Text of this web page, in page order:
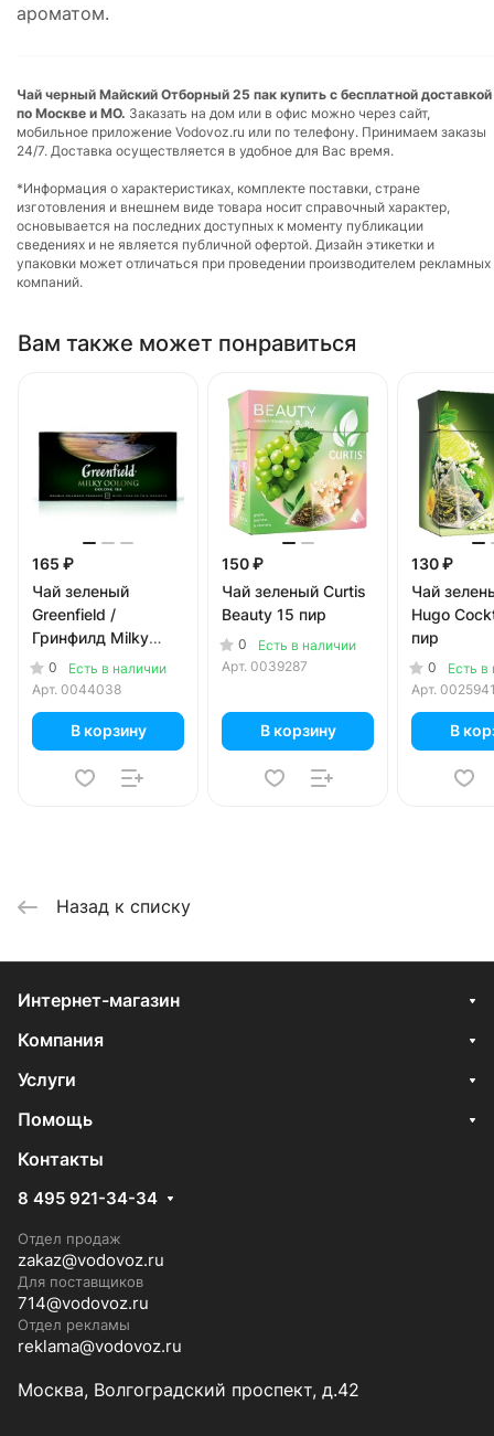
ароматом.
Чай черный Майский Отборный 25 пак купить с бесплатной доставкой
по Москве и МО. Заказать на дом или в офис можно через сайт,
мобильное приложение Vodovoz.ru или по телефону. Принимаем заказы
24/7. Доставка осуществляется в удобное для Вас время.
*Информация о характеристиках, комплекте поставки, стране
изготовления и внешнем виде товара носит справочный характер,
основывается на последних доступных к моменту публикации
сведениях и не является публичной офертой. Дизайн этикетки и
упаковки может отличаться при проведении производителем рекламных
компаний.
Вам также может понравиться
165 ₽
Чай зеленый
Greenfield /
Гринфилд Milky
Oolong (25 пак)
0
Есть в наличии
Арт. 0044038
В корзину
150 ₽
Чай зеленый Curtis
Beauty 15 пир
0
Есть в наличии
Арт. 0039287
В корзину
130 ₽
Чай
Hugo
пир
0
Есть в
Арт.
В
Назад к списку
Интернет-магазин
Компания
Услуги
Помощь
Контакты
8 495 921-34-34
Отдел продаж
zakaz@vodovoz.ru
Для поставщиков
714@vodovoz.ru
Отдел рекламы
reklama@vodovoz.ru
Москва, Волгоградский проспект, д.42